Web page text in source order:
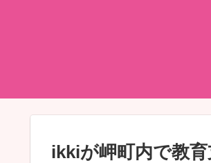
ikkiが岬町内で教